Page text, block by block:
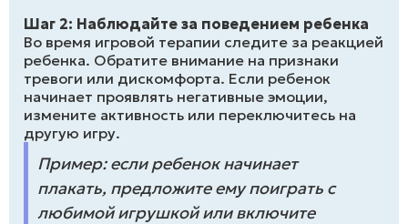
Шаг 2: Наблюдайте за поведением ребенка
Во время игровой терапии следите за реакцией
ребенка. Обратите внимание на признаки
тревоги или дискомфорта. Если ребенок
начинает проявлять негативные эмоции,
измените активность или переключитесь на
другую игру.
Пример: если ребенок начинает
плакать, предложите ему поиграть с
любимой игрушкой или включите